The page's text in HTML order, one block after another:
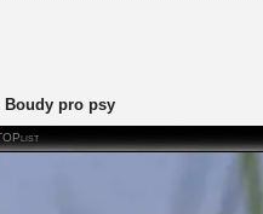
Boudy pro psy